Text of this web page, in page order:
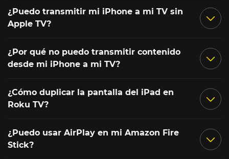
¿Puedo transmitir mi iPhone a mi TV sin
Apple TV?
¿Por qué no puedo transmitir contenido
desde mi iPhone a mi TV?
¿Cómo duplicar la pantalla del iPad en
Roku TV?
¿Puedo usar AirPlay en mi Amazon Fire
Stick?